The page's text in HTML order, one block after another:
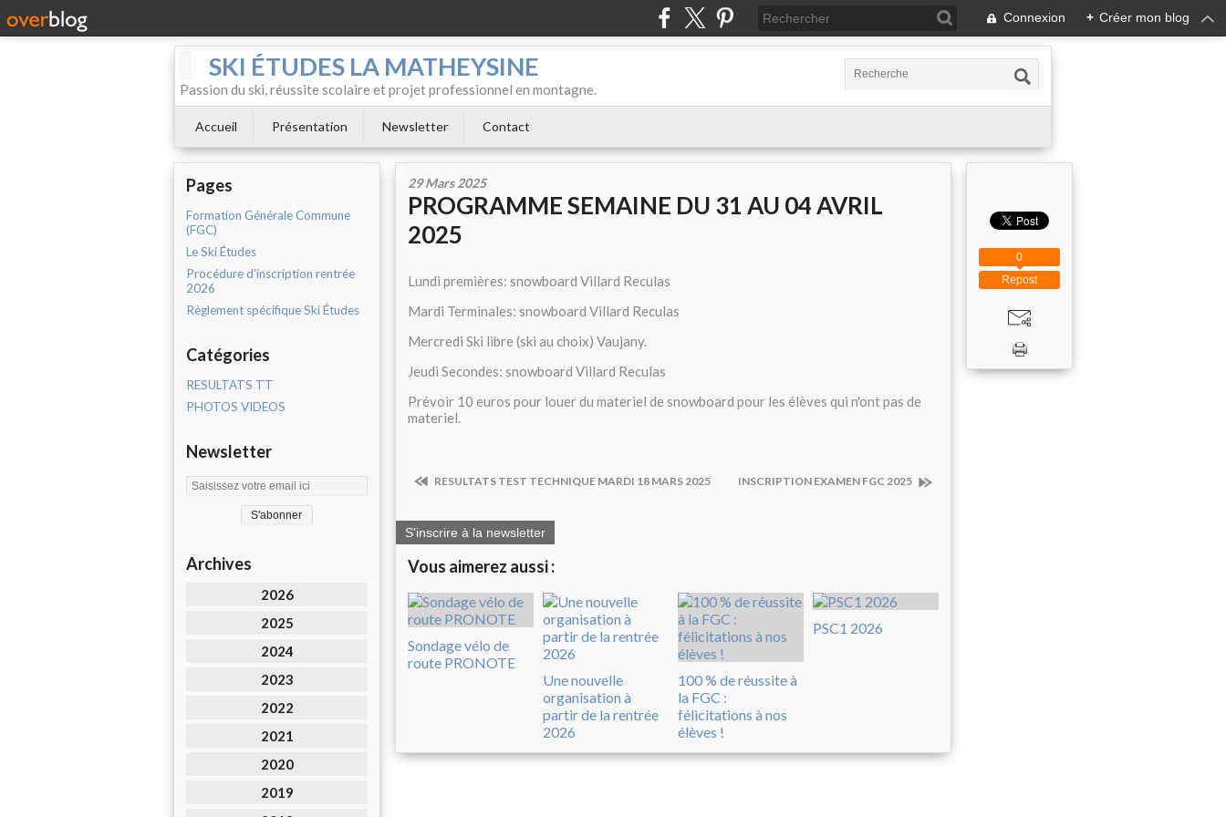
Connexion + Créer mon blog
SKI ÉTUDES LA MATHEYSINE
Passion du ski, réussite scolaire et projet professionnel en montagne.
Accueil Présentation Newsletter Contact
Pages
Formation Générale Commune
(FGC)
Le Ski Études
Procédure d'inscription rentrée
2026
Règlement spécifique Ski Études
Catégories
RESULTATS TT
PHOTOS VIDEOS
Newsletter
Archives
2026
2025
2024
2023
2022
2021
2020
2019
29 Mars 2025
PROGRAMME SEMAINE DU 31 AU 04 AVRIL
2025
Lundi premières: snowboard Villard Reculas
Mardi Terminales: snowboard Villard Reculas
Mercredi Ski libre (ski au choix) Vaujany.
Jeudi Secondes: snowboard Villard Reculas
Prévoir 10 euros pour louer du materiel de snowboard pour les élèves qui n'ont pas de
materiel.
RESULTATS TEST TECHNIQUE MARDI 18 MARS 2025 INSCRIPTION EXAMEN FGC 2025
S'inscrire à la newsletter
Vous aimerez aussi :
Sondage vélo de
route PRONOTE
Une nouvelle
organisation à
partir de la rentrée
2026
100 % de réussite à
la FGC :
félicitations à nos
élèves !
PSC1 2026
Repost
0